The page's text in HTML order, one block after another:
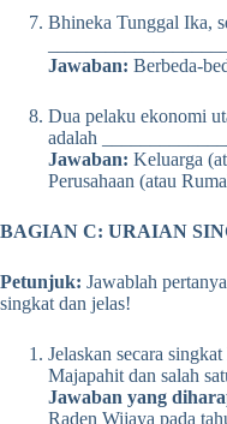
Bhineka Tunggal Ika,
Jawaban: Berbeda-
Dua pelaku ekonomi
adalah
Jawaban: Keluarga
Perusahaan (atau
BAGIAN C: URAIAN
Petunjuk: Jawablah
singkat dan jelas!
Jelaskan secara
Majapahit dan salah
Jawaban yang
Raden Wijaya pada